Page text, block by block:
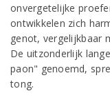
onvergetelijke
ontwikkelen zich
genot, vergelijkbaar
De uitzonderlijk
paon" genoemd,
tong.